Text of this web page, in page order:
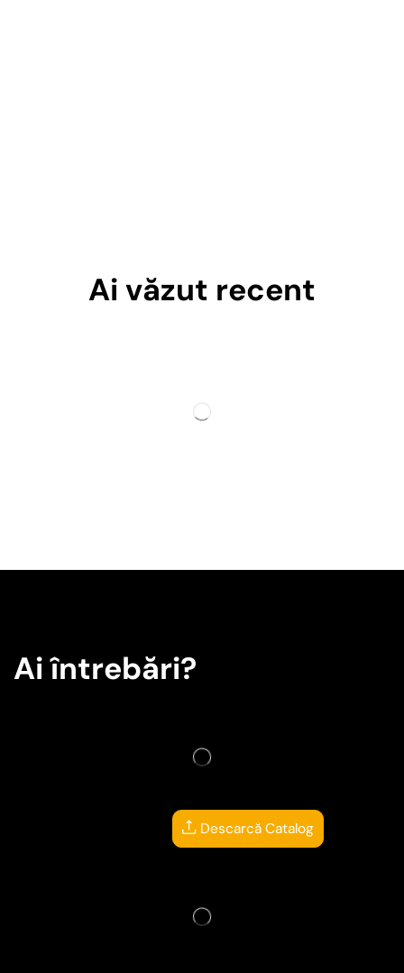
Ai văzut recent
Ai întrebări?
Descarcă Catalog